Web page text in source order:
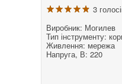
3
Виробник: Могилев
Тип інструменту:
Живлення: мережа
Напруга, В: 220